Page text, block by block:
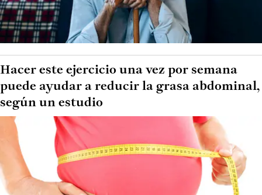
Hacer este ejercicio una vez por semana
puede ayudar a reducir la grasa abdominal,
según un estudio